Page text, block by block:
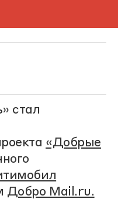
стал
«Добрые
Добро Mail.ru.